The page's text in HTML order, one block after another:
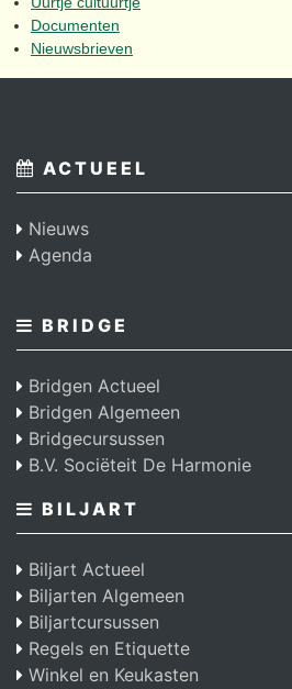
Documenten
Nieuwsbrieven
ACTUEEL
Nieuws
Agenda
BRIDGE
Bridgen Actueel
Bridgen Algemeen
Bridgecursussen
B.V. Sociëteit De Harmonie
BILJART
Biljart Actueel
Biljarten Algemeen
Biljartcursussen
Regels en Etiquette
Winkel en Keukasten